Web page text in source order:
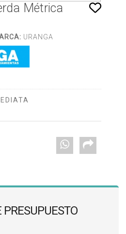
Métrica
URANGA
PRESUPUESTO